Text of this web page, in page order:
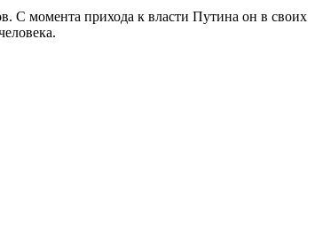
С момента прихода к власти Путина он в своих